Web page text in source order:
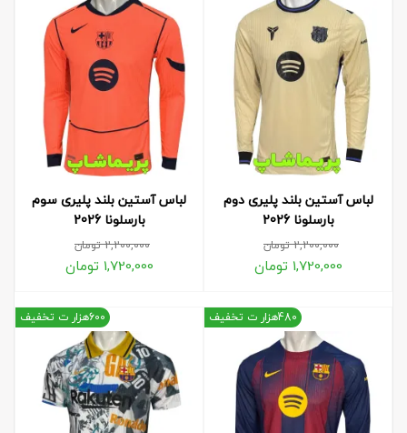
لباس آستین بلند پلیری دوم
بارسلونا 2026
2,200,000تومان
1,720,000 تومان
لباس آستین بلند پلیری سوم
بارسلونا 2026
2,200,000تومان
1,720,000 تومان
480هزار ت تخفیف 600هزار ت تخفیف